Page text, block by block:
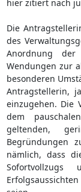
hier zitiert nach
Die
des
Anordnung
Wendungen zur
besonderen
Antragstellerin,
einzugehen. Die
dem
geltenden,
Begründungen
nämlich, dass